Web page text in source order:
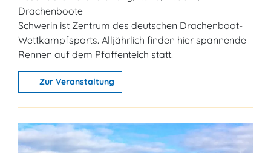
Drachenboote
Schwerin ist Zentrum des deutschen Drachenboot-
Wettkampfsports. Alljährlich finden hier spannende
Rennen auf dem Pfaffenteich statt.
Zur Veranstaltung